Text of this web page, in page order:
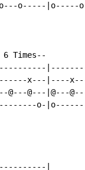
o-----
6 Times--
x---|----
@---@---|@---
o-
|